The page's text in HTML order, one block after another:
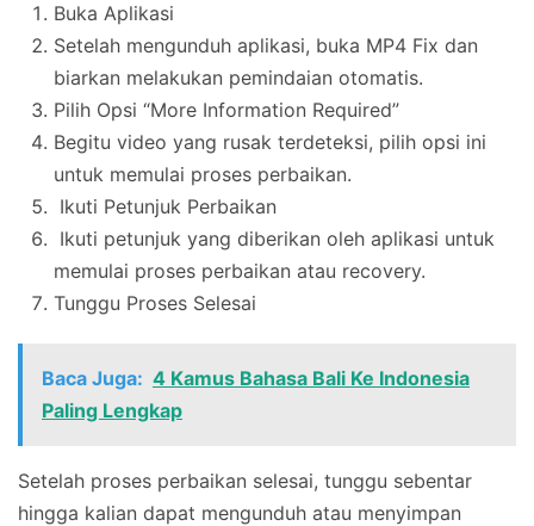
Buka Aplikasi
Setelah mengunduh aplikasi, buka MP4 Fix dan
biarkan melakukan pemindaian otomatis.
Pilih Opsi “More Information Required”
Begitu video yang rusak terdeteksi, pilih opsi ini
untuk memulai proses perbaikan.
Ikuti Petunjuk Perbaikan
Ikuti petunjuk yang diberikan oleh aplikasi untuk
memulai proses perbaikan atau recovery.
Tunggu Proses Selesai
Baca Juga: 4 Kamus Bahasa Bali Ke Indonesia
Paling Lengkap
Setelah proses perbaikan selesai, tunggu sebentar
hingga kalian dapat mengunduh atau menyimpan